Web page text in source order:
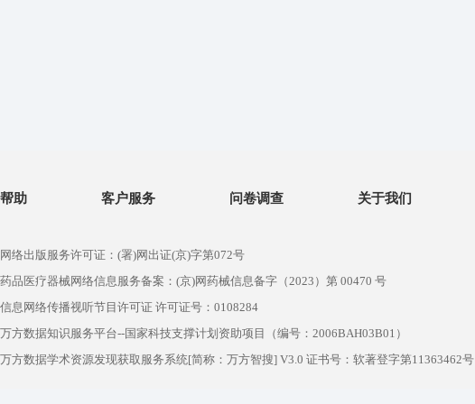
帮助 客户服务 问卷调查 关于我们
网络出版服务许可证：(署)网出证(京)字第072号
药品医疗器械网络信息服务备案：(京)网药械信息备字（2023）第 00470 号
信息网络传播视听节目许可证 许可证号：0108284
万方数据知识服务平台--国家科技支撑计划资助项目（编号：2006BAH03B01）
万方数据学术资源发现获取服务系统[简称：万方智搜] V3.0 证书号：软著登字第11363462号